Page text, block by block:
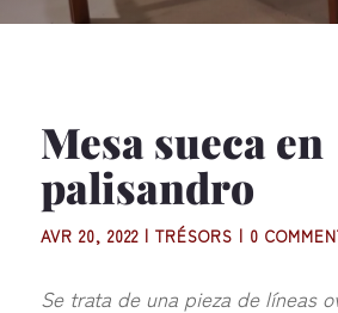
Mesa sueca en
palisandro
AVR 20, 2022| TRÉSORS | 0
Se trata de una pieza de líneas